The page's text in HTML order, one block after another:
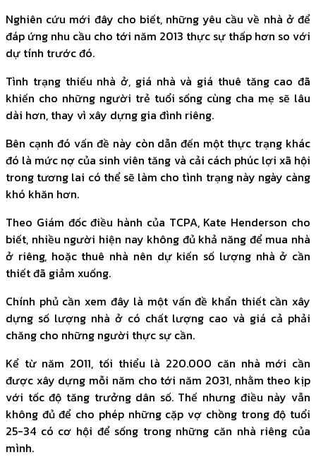
Nghiên cứu mới đây cho biết, những yêu cầu về nhà ở để
đáp ứng nhu cầu cho tới năm 2013 thực sự thấp hơn so với
dự tính trước đó.
Tình trạng thiếu nhà ở, giá nhà và giá thuê tăng cao đã
khiến cho những người trẻ tuổi sống cùng cha mẹ sẽ lâu
dài hơn, thay vì xây dựng gia đình riêng.
Bên cạnh đó vấn đề này còn dẫn đến một thực trạng khác
đó là mức nợ của sinh viên tăng và cải cách phúc lợi xã hội
trong tương lai có thể sẽ làm cho tình trạng này ngày càng
khó khăn hơn.
Theo Giám đốc điều hành của TCPA, Kate Henderson cho
biết, nhiều người hiện nay không đủ khả năng để mua nhà
ở riêng, hoặc thuê nhà nên dự kiến số lượng nhà ở cần
thiết đã giảm xuống.
Chính phủ cần xem đây là một vấn đề khẩn thiết cần xây
dựng số lượng nhà ở có chất lượng cao và giá cả phải
chăng cho những người thực sự cần.
Kể từ năm 2011, tối thiểu là 220.000 căn nhà mới cần
được xây dựng mỗi năm cho tới năm 2031, nhằm theo kịp
với tốc độ tăng trưởng dân số. Thế nhưng điều này vẫn
không đủ để cho phép những cặp vợ chồng trong độ tuổi
25-34 có cơ hội để sống trong những căn nhà riêng của
mình.